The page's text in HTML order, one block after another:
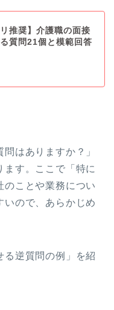
リ推奨】介護職の面接
質問21個と模範回答
はありますか？」
ます。ここで「特に
のことや業務につい
いので、あらかじめ
る逆質問の例」を紹